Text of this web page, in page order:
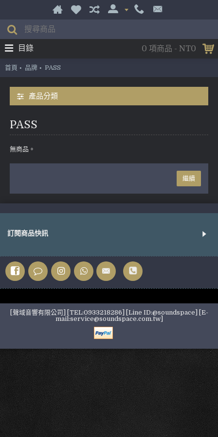
0 項商品 - NT0
目錄
首頁 品牌 PASS
產品分類
PASS
無商品。
繼續
訂閱商品快訊
[聲域音響有限公司] [TEL:0933218286] [Line ID:@soundspace] [E-
mail:service@soundspace.com.tw]